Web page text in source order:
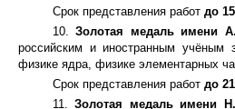
Срок представления работ до
10.Золотая медаль имени
российским и иностранным
физике ядра, физике элементарных
Срок представления работ до
11.Золотая медаль имени